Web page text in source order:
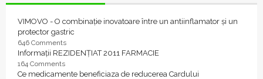
VIMOVO - O combinație inovatoare între un antiinflamator și un
protector gastric
646 Comments
Informații REZIDENȚIAT 2011 FARMACIE
164 Comments
Ce medicamente beneficiaza de reducerea Cardului